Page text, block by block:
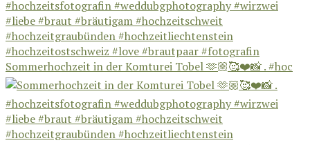
Sommerhochzeit in der Komturei Tobel 🫶🏼🥰❤️📸 . #hoc